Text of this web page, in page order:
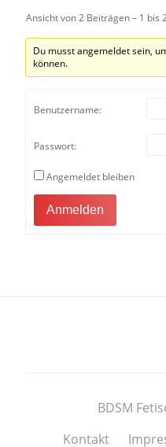
Ansicht von 2 Beiträgen – 1 bis
Du musst angemeldet sein,
können.
Benutzername:
Passwort:
Angemeldet bleiben
Anmelden
BDSM
Kontakt